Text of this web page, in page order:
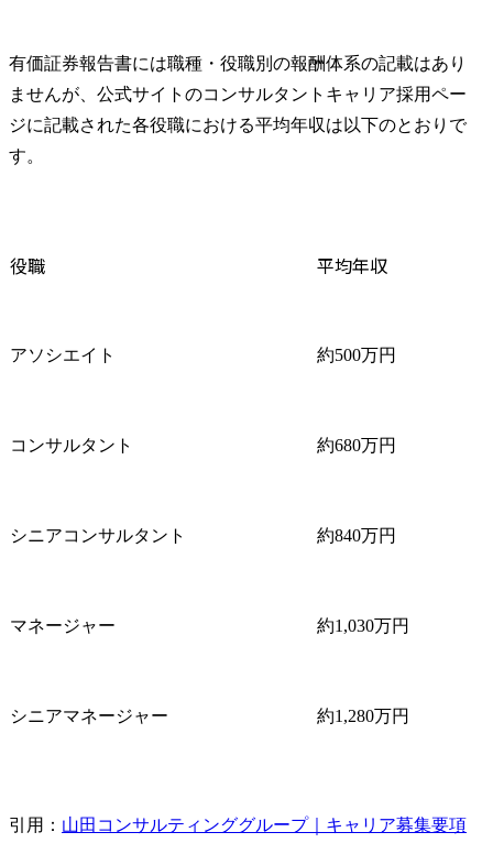
有価証券報告書には職種・役職別の報酬体系の記載はあり
ませんが、公式サイトのコンサルタントキャリア採用ペー
ジに記載された各役職における平均年収は以下のとおりで
す。
役職 平均年収
アソシエイト 約500万円
コンサルタント 約680万円
シニアコンサルタント 約840万円
マネージャー 約1,030万円
シニアマネージャー 約1,280万円
引用： 山田コンサルティンググループ｜キャリア募集要項